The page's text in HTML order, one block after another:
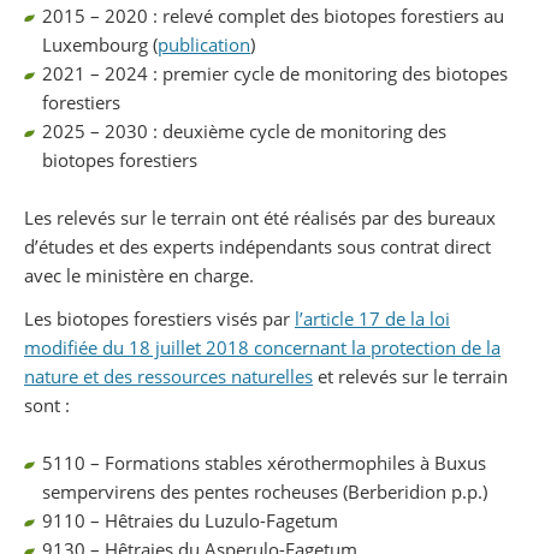
2015 – 2020 : relevé complet des biotopes forestiers au
Luxembourg (publication)
2021 – 2024 : premier cycle de monitoring des biotopes
forestiers
2025 – 2030 : deuxième cycle de monitoring des
biotopes forestiers
Les relevés sur le terrain ont été réalisés par des bureaux
d’études et des experts indépendants sous contrat direct
avec le ministère en charge.
Les biotopes forestiers visés par l’article 17 de la loi
modifiée du 18 juillet 2018 concernant la protection de la
nature et des ressources naturelles et relevés sur le terrain
sont :
5110 – Formations stables xérothermophiles à Buxus
sempervirens des pentes rocheuses (Berberidion p.p.)
9110 – Hêtraies du Luzulo-Fagetum
9130 – Hêtraies du Asperulo-Fagetum